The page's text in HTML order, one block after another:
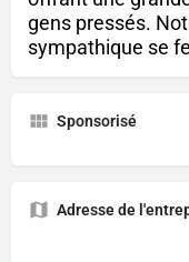
gens pressés.
sympathique se
Sponsorisé
Adresse de